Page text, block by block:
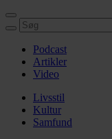
Podcast
Artikler
Video
Livsstil
Kultur
Samfund